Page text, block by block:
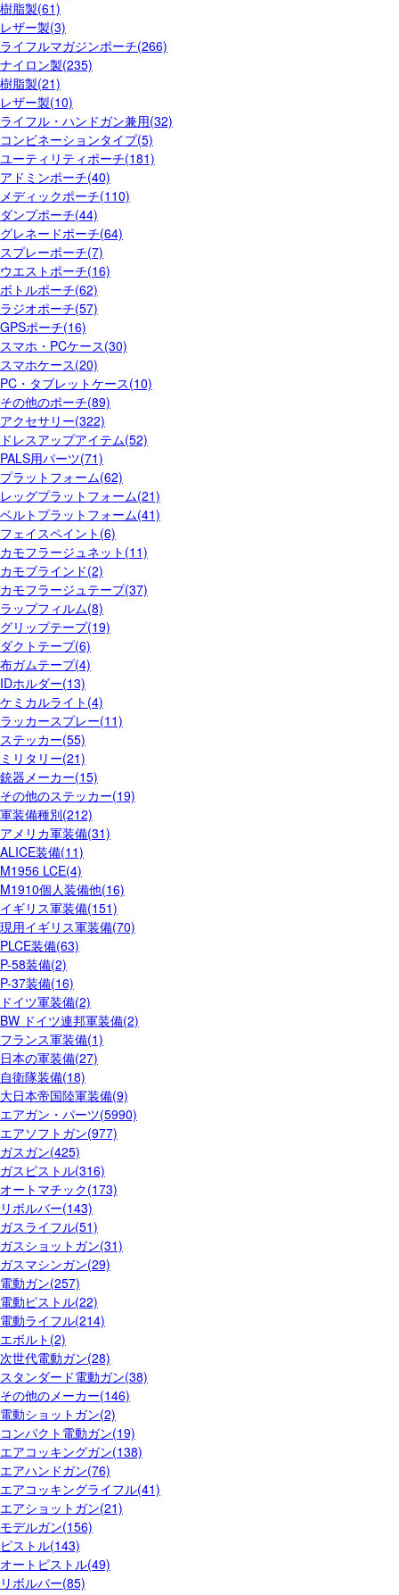
樹脂製(61)
レザー製(3)
ライフルマガジンポーチ(266)
ナイロン製(235)
樹脂製(21)
レザー製(10)
ライフル・ハンドガン兼用(32)
コンビネーションタイプ(5)
ユーティリティポーチ(181)
アドミンポーチ(40)
メディックポーチ(110)
ダンプポーチ(44)
グレネードポーチ(64)
スプレーポーチ(7)
ウエストポーチ(16)
ボトルポーチ(62)
ラジオポーチ(57)
GPSポーチ(16)
スマホ・PCケース(30)
スマホケース(20)
PC・タブレットケース(10)
その他のポーチ(89)
アクセサリー(322)
ドレスアップアイテム(52)
PALS用パーツ(71)
プラットフォーム(62)
レッグプラットフォーム(21)
ベルトプラットフォーム(41)
フェイスペイント(6)
カモフラージュネット(11)
カモブラインド(2)
カモフラージュテープ(37)
ラップフィルム(8)
グリップテープ(19)
ダクトテープ(6)
布ガムテープ(4)
IDホルダー(13)
ケミカルライト(4)
ラッカースプレー(11)
ステッカー(55)
ミリタリー(21)
銃器メーカー(15)
その他のステッカー(19)
軍装備種別(212)
アメリカ軍装備(31)
ALICE装備(11)
M1956 LCE(4)
M1910個人装備他(16)
イギリス軍装備(151)
現用イギリス軍装備(70)
PLCE装備(63)
P-58装備(2)
P-37装備(16)
ドイツ軍装備(2)
BW ドイツ連邦軍装備(2)
フランス軍装備(1)
日本の軍装備(27)
自衛隊装備(18)
大日本帝国陸軍装備(9)
エアガン・パーツ(5990)
エアソフトガン(977)
ガスガン(425)
ガスピストル(316)
オートマチック(173)
リボルバー(143)
ガスライフル(51)
ガスショットガン(31)
ガスマシンガン(29)
電動ガン(257)
電動ピストル(22)
電動ライフル(214)
エボルト(2)
次世代電動ガン(28)
スタンダード電動ガン(38)
その他のメーカー(146)
電動ショットガン(2)
コンパクト電動ガン(19)
エアコッキングガン(138)
エアハンドガン(76)
エアコッキングライフル(41)
エアショットガン(21)
モデルガン(156)
ピストル(143)
オートピストル(49)
リボルバー(85)